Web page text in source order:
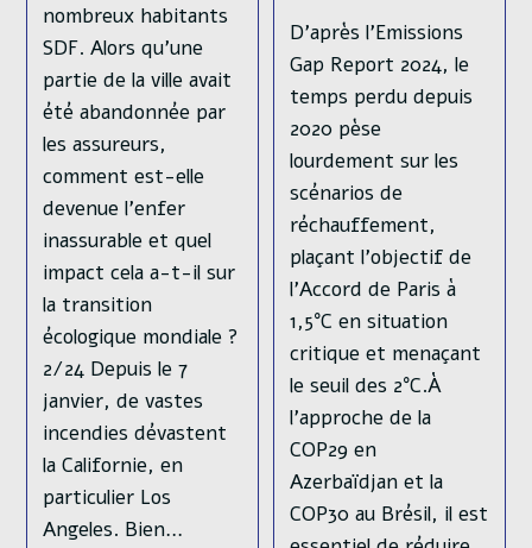
nombreux habitants
SDF. Alors qu'une
partie de la ville avait
été abandonnée par
les assureurs,
comment est-elle
devenue l'enfer
inassurable et quel
impact cela a-t-il sur
la transition
écologique mondiale ?
2/24 Depuis le 7
janvier, de vastes
incendies dévastent
la Californie, en
particulier Los
Angeles. Bien…
D’après l’Emissions
Gap Report 2024, le
temps perdu depuis
2020 pèse
lourdement sur les
scénarios de
réchauffement,
plaçant l’objectif de
l’Accord de Paris à
1,5°C en situation
critique et menaçant
le seuil des 2°C.À
l'approche de la
COP29 en
Azerbaïdjan et la
COP30 au Brésil, il est